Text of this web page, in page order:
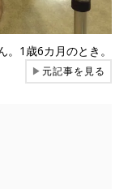
1歳6カ月のとき。
▶元記事を見る